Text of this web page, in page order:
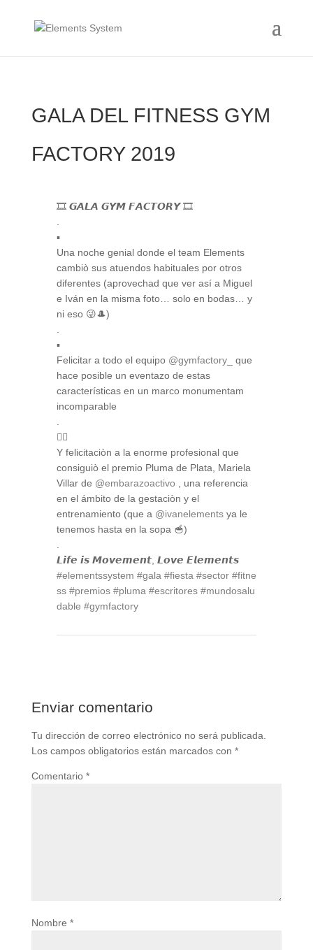
GALA DEL FITNESS GYM
FACTORY 2019
🎞 𝙂𝘼𝙇𝘼 𝙂𝙔𝙈 𝙁𝘼𝘾𝙏𝙊𝙍𝙔 🎞
▪️
Una noche genial donde el team Elements
cambiò sus atuendos habituales por otros
diferentes (aprovechad que ver así a Miguel
e Iván en la misma foto… solo en bodas… y
ni eso 😜🎩)
▪️
Felicitar a todo el equipo @gymfactory_
que
hace posible un eventazo de estas
características en un marco monumentam
incomparable
✍🏻
Y felicitaciòn a la enorme profesional que
consiguiò el premio Pluma de Plata, Mariela
Villar de @embarazoactivo , una referencia
en el ámbito de la gestaciòn y el
entrenamiento (que a @ivanelementsya le
tenemos hasta en la sopa 🥣)
𝙇𝙞𝙛𝙚 𝙞𝙨 𝙈𝙤𝙫𝙚𝙢𝙚𝙣𝙩, 𝙇𝙤𝙫𝙚 𝙀𝙡𝙚𝙢𝙚𝙣𝙩𝙨
#elementssystem #gala #fiesta #sector #fitne
ss #premios #pluma #escritores #mundosalu
dable #gymfactory
Enviar comentario
Tu dirección de correo electrónico no será publicada.
Los campos obligatorios están marcados con *
Comentario *
Nombre *